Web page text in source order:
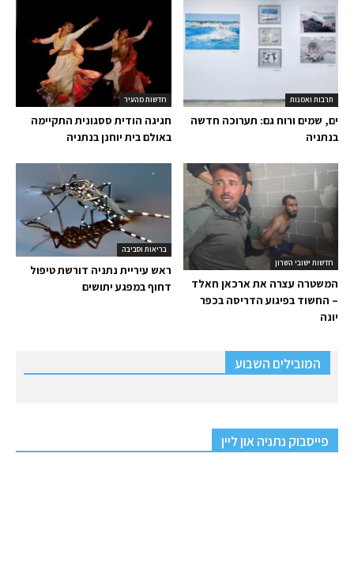
חדשות מהעיר
חגיגה הודית ססגונית התקיימה
באולם בית יוחנן בנתניה
תרבות ואמנות
ים, שמים ורוח גם: תערוכה חדשה
בנתניה
בריאות וסביבה
ראש עיריית נתניה דורשת טיפול
דחוף במפגע יתושים
חדשות ישובי השרון
המשטרה עצרה את ארכאן חאלד
– החשוד בפיגוע הדריסה בכפר
יונה
המובילים השבוע
פייסבוק נתניה און ליין